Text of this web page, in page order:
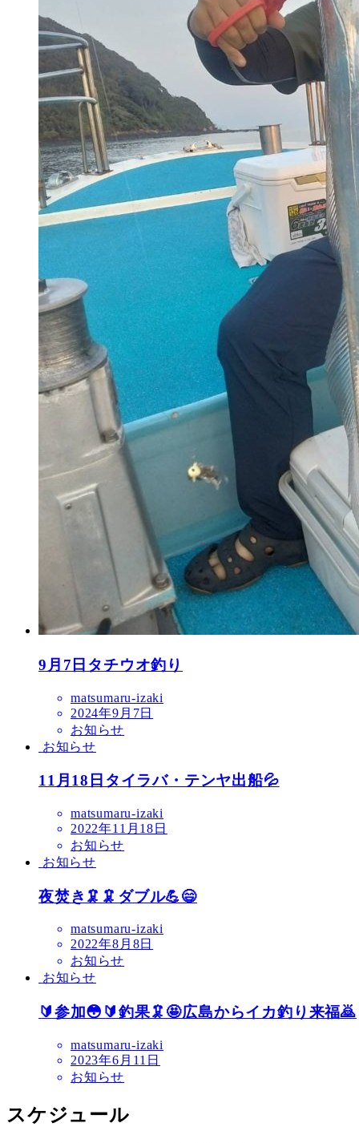
9月7日タチウオ釣り
matsumaru-izaki
2024年9月7日
お知らせ
お知らせ
11月18日タイラバ・テンヤ出船💦
matsumaru-izaki
2022年11月18日
お知らせ
お知らせ
夜焚き🦑🦑ダブル💪😄
matsumaru-izaki
2022年8月8日
お知らせ
お知らせ
🔰参加😳🔰釣果🦑🤩広島からイカ釣り来福🙇
matsumaru-izaki
2023年6月11日
お知らせ
スケジュール